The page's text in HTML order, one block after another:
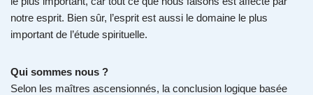
notre esprit. Bien sûr, l’esprit est aussi le domaine le plus
important de l’étude spirituelle.
Qui sommes nous ?
Selon les maîtres ascensionnés, la conclusion logique basée